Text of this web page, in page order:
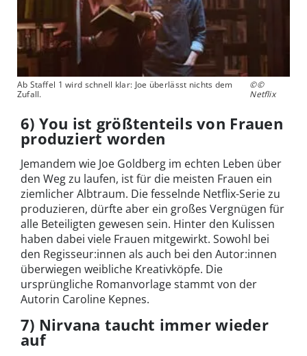
Ab Staffel 1 wird schnell klar: Joe überlässt nichts dem
Zufall.
©©
Netflix
6) You ist größtenteils von Frauen
produziert worden
Jemandem wie Joe Goldberg im echten Leben über
den Weg zu laufen, ist für die meisten Frauen ein
ziemlicher Albtraum. Die fesselnde Netflix-Serie zu
produzieren, dürfte aber ein großes Vergnügen für
alle Beteiligten gewesen sein. Hinter den Kulissen
haben dabei viele Frauen mitgewirkt. Sowohl bei
den Regisseur:innen als auch bei den Autor:innen
überwiegen weibliche Kreativköpfe. Die
ursprüngliche Romanvorlage stammt von der
Autorin Caroline Kepnes.
7) Nirvana taucht immer wieder
auf